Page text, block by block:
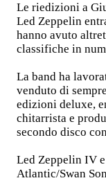
Le riedizioni a
Led Zeppelin
hanno avuto
classifiche in
La band ha
venduto di
edizioni deluxe,
chitarrista e
secondo disco
Led Zeppelin IV
Atlantic/Swan